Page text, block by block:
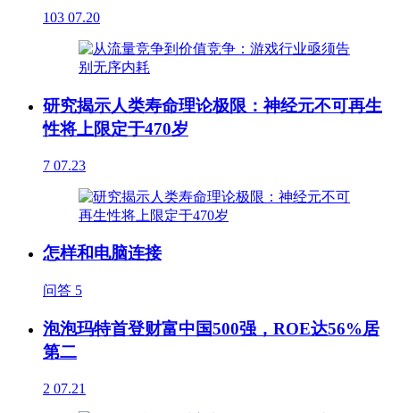
103 07.20
研究揭示人类寿命理论极限：神经元不可再生
性将上限定于470岁
7 07.23
怎样和电脑连接
问答 5
泡泡玛特首登财富中国500强，ROE达56%居
第二
2 07.21